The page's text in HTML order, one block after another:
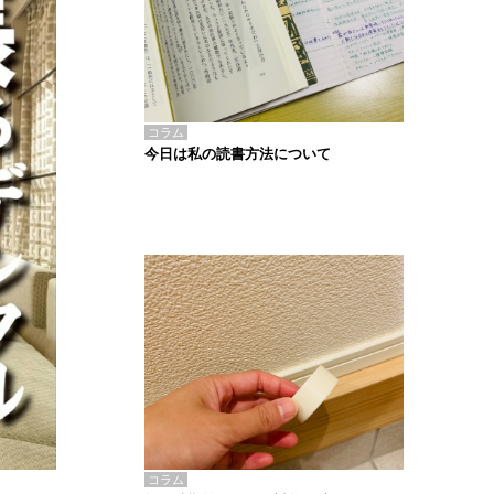
コラム
今日は私の読書方法について
コラム